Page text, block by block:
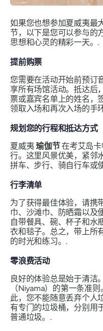
如果您也想参加夏威夷最
节，以下是您可以参与的
思想和心灵的精彩一天。.
提前购票
您需要在活动开始前预订
享所有场馆活动。抵达后
票或嘉宾名单上的姓名，
领取入场和再次入场的手
规划您的行程和抵达方式
夏威夷瑜伽节在考艾岛
行。这里风景优美，紧邻
拼车、步行、骑自行车或
行李清单
为了获得最佳体验，请携
巾、沙滩巾、防晒霜以及
自带餐具、碗、杯子和水
衣和毯子。总之，带上所
的时光和练习。.
零浪费活动
良好的体验总是始于清洁
（Niyama）的第一条准
此，您不能随意丢弃个人
有专门的垃圾桶，分别用
普通垃圾。.